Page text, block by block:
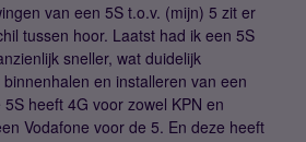
van een 5S t.o.v. (mijn) 5 zit er
tussen hoor. Laatst had ik een 5S
sneller, wat duidelijk
en installeren van een
heeft 4G voor zowel KPN en
Vodafone voor de 5. En deze heeft